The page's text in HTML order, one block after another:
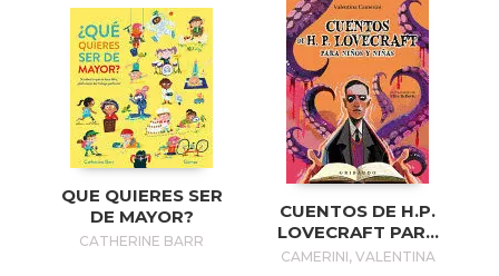
QUE QUIERES SER
DE MAYOR?
CATHERINE BARR
CUENTOS DE H.P.
LOVECRAFT PARA
NIÑOS Y NIÑAS
CAMERINI, VALENTINA